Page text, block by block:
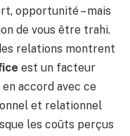
opportunité – mais
de vous être trahi.
relations montrent
est un facteur
accord avec ce
et relationnel
les coûts perçus